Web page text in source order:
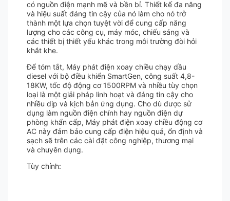
có nguồn điện mạnh mẽ và bền bỉ. Thiết kế đa năng
và hiệu suất đáng tin cậy của nó làm cho nó trở
thành một lựa chọn tuyệt vời để cung cấp năng
lượng cho các công cụ, máy móc, chiếu sáng và
các thiết bị thiết yếu khác trong môi trường đòi hỏi
khắt khe.
Để tóm tắt, Máy phát điện xoay chiều chạy dầu
diesel với bộ điều khiển SmartGen, công suất 4,8-
18KW, tốc độ động cơ 1500RPM và nhiều tùy chọn
loại là một giải pháp linh hoạt và đáng tin cậy cho
nhiều dịp và kịch bản ứng dụng. Cho dù được sử
dụng làm nguồn điện chính hay nguồn điện dự
phòng khẩn cấp, Máy phát điện xoay chiều động cơ
AC này đảm bảo cung cấp điện hiệu quả, ổn định và
sạch sẽ trên các cài đặt công nghiệp, thương mại
và chuyên dụng.
Tùy chỉnh: